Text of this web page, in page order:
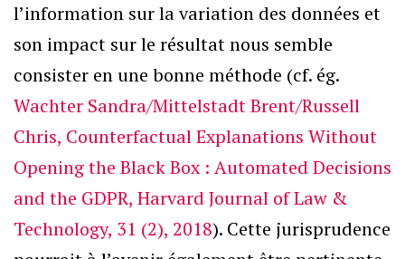
l’information sur la variation des données et
son impact sur le résultat nous semble
consister en une bonne méthode (cf. ég.
Wachter Sandra/Mittelstadt Brent/Russell
Chris, Counterfactual Explanations Without
Opening the Black Box : Automated Decisions
and the GDPR, Harvard Journal of Law &
Technology, 31 (2), 2018). Cette jurisprudence